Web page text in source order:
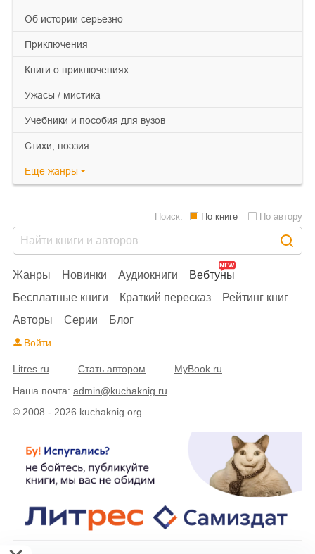
об истории серьезно
приключения
книги о приключениях
ужасы / мистика
учебники и пособия для вузов
cтихи, поэзия
Еще жанры
© 2008 - 2026 kuchaknig.org
Жанры Новинки Аудиокниги
Вебтуны
Бесплатные книги
Краткий пересказ
Рейтинг книг
Авторы
Серии Блог
Поиск: По книге По автору
Войти
Litres.ru Стать автором
MyBook.ru
Наша почта: admin@kuchaknig.ru